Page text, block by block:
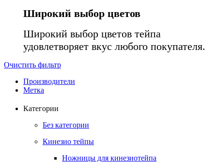
Широкий выбор цветов
Широкий выбор цветов тейпа
удовлетворяет вкус любого покупателя.
Очистить фильтр
Производители
Метка
Категории
Без категории
Кинезио тейпы
Ножницы для кинезиотейпа